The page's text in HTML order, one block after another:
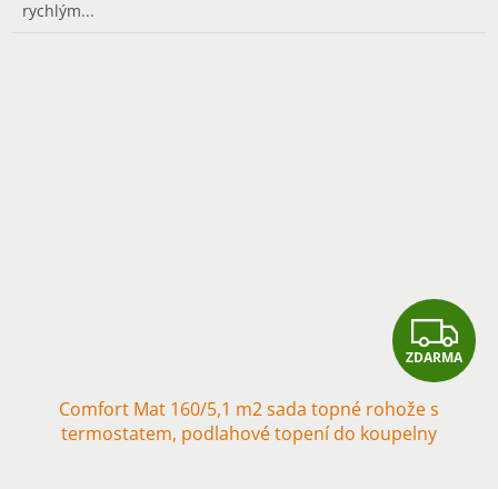
rychlým...
Z
D
ZDARMA
Comfort Mat 160/5,1 m2 sada topné rohože s
termostatem, podlahové topení do koupelny